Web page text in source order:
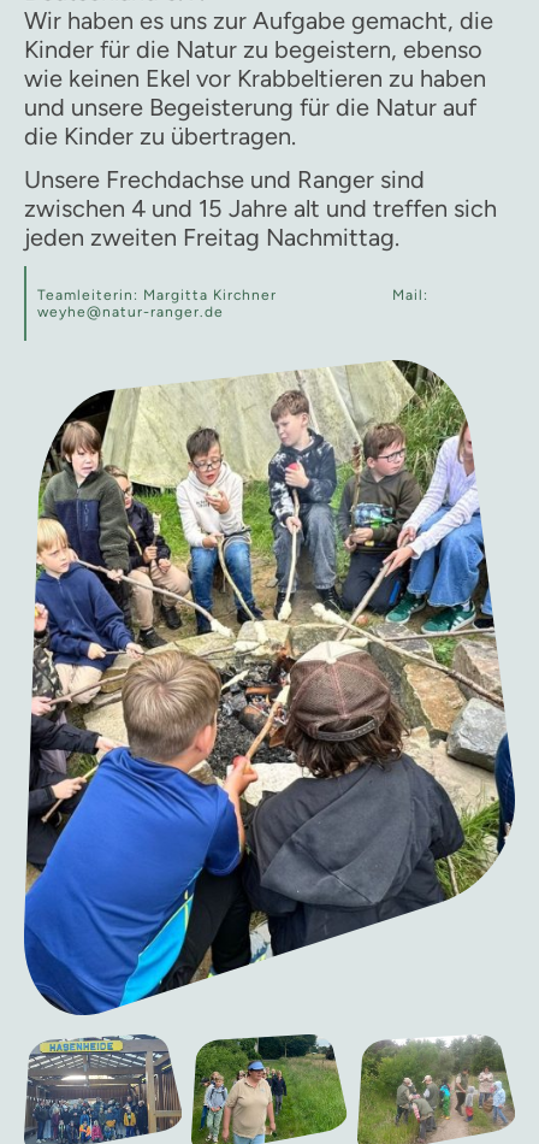
Wir haben es uns zur Aufgabe gemacht, die
Kinder für die Natur zu begeistern, ebenso
wie keinen Ekel vor Krabbeltieren zu haben
und unsere Begeisterung für die Natur auf
die Kinder zu übertragen.
Unsere Frechdachse und Ranger sind
zwischen 4 und 15 Jahre alt und treffen sich
jeden zweiten Freitag Nachmittag.
Teamleiterin: Margitta Kirchner Mail:
weyhe@natur-ranger.de